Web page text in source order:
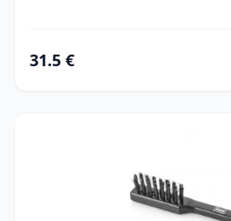
31.5 €